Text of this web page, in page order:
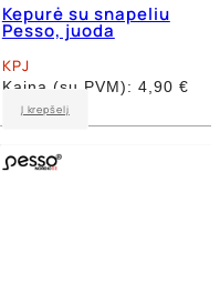
Kepurė su snapeliu
Pesso, juoda
KPJ
Kaina (su PVM): 4,90 €
Į krepšelį